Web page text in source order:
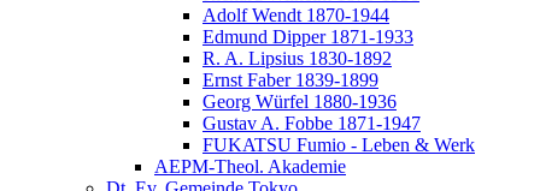
Adolf Wendt 1870-1944
Edmund Dipper 1871-1933
R. A. Lipsius 1830-1892
Ernst Faber 1839-1899
Georg Würfel 1880-1936
Gustav A. Fobbe 1871-1947
FUKATSU Fumio - Leben & Werk
AEPM-Theol. Akademie